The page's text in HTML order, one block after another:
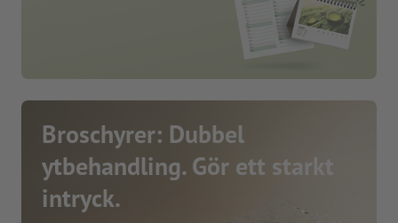
Broschyrer: Dubbel
ytbehandling. Gör ett starkt
intryck.